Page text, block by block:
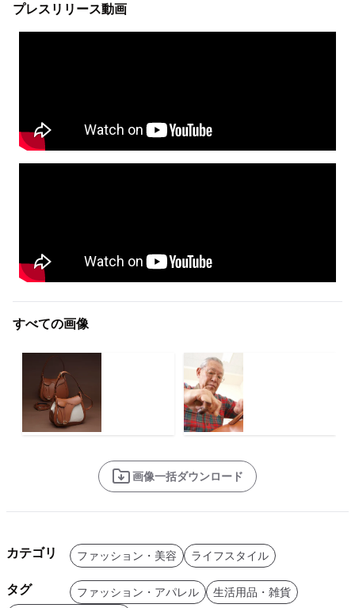
プレスリリース動画
すべての画像
画像一括ダウンロード
カテゴリ ファッション・美容 ライフスタイル
タグ ファッション・アパレル
生活用品・雑貨